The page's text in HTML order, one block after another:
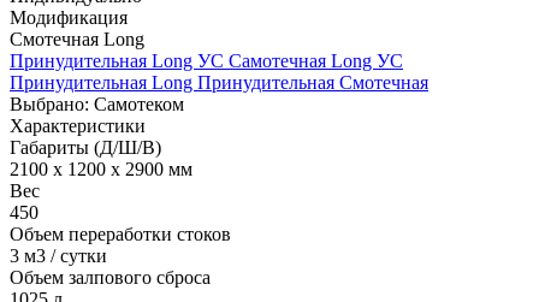
Модификация
Смотечная Long
Принудительная Long УС Самотечная Long УС
Принудительная Long Принудительная Смотечная
Выбрано: Cамотеком
Характеристики
Габариты (Д/Ш/В)
2100 x 1200 x 2900 мм
Вес
450
Объем переработки стоков
3 м3 / сутки
Объем залпового сброса